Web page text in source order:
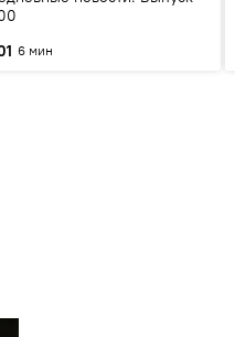
6 мин